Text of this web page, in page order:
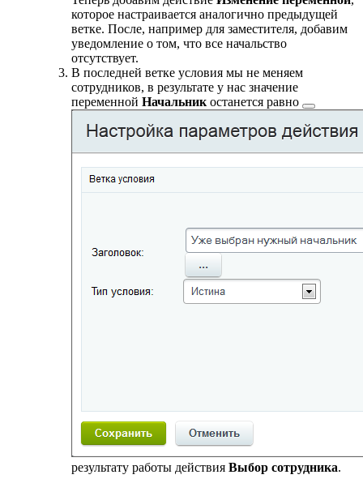
которое настраивается аналогично предыдущей
ветке. После, например для заместителя, добавим
уведомление о том, что все начальство
отсутствует.
В последней ветке условия мы не меняем
сотрудников, в результате у нас значение
переменной Начальник останется равно
результату работы действия Выбор сотрудника.